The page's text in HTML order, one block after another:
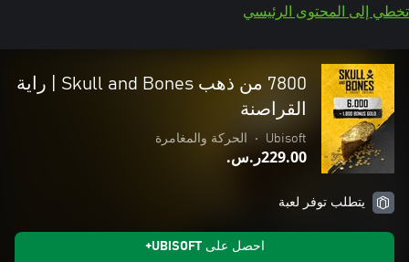
تخطي إلى المحتوى الرئيسي
7800 من ذهب Skull and Bones | راية
القراصنة
Ubisoft
• الحركة والمغامرة
‪ر.س.‏‎229.00‬
يتطلب توفر لعبة
احصل على UBISOFT+